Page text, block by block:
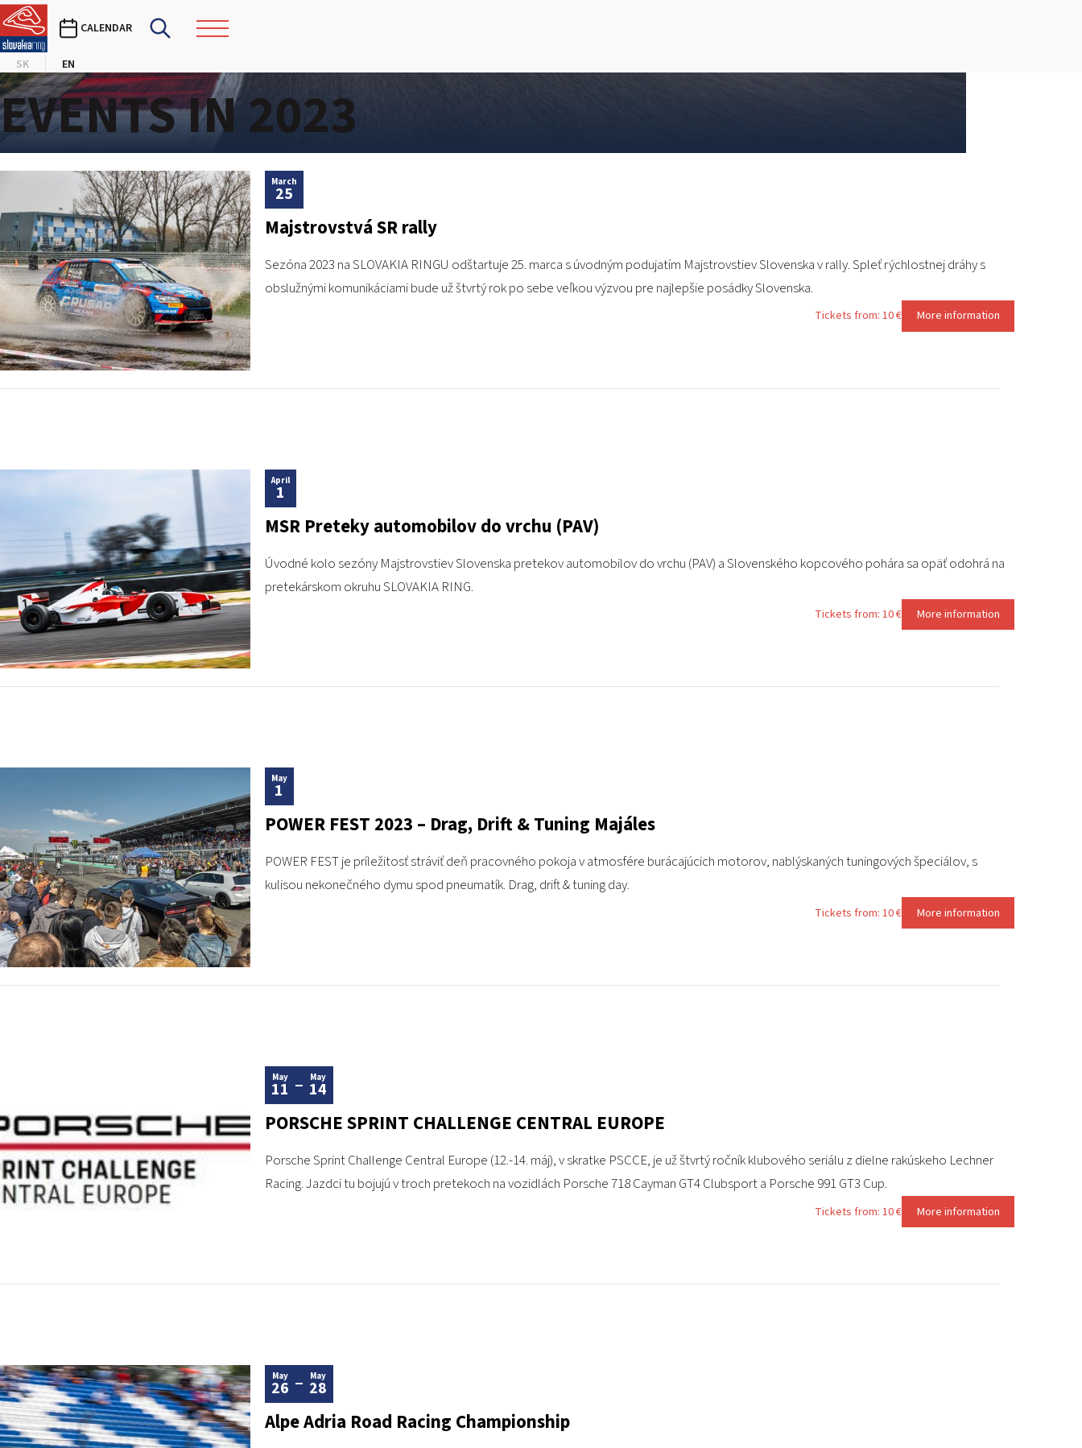
CALENDAR
SK EN
HOTEL RING
SK
CONTACTS
EVENTS IN 2023
March
25
Majstrovstvá SR rally
Sezóna 2023 na SLOVAKIA RINGU odštartuje 25. marca s úvodným podujatím Majstrovstiev Slovenska v rally. Spleť rýchlostnej dráhy s
obslužnými komunikáciami bude už štvrtý rok po sebe veľkou výzvou pre najlepšie posádky Slovenska.
Tickets from: 10 € More information
April
1
MSR Preteky automobilov do vrchu (PAV)
Úvodné kolo sezóny Majstrovstiev Slovenska pretekov automobilov do vrchu (PAV) a Slovenského kopcového pohára sa opäť odohrá na
pretekárskom okruhu SLOVAKIA RING.
Tickets from: 10 € More information
May
1
POWER FEST 2023 – Drag, Drift & Tuning Majáles
POWER FEST je príležitosť stráviť deň pracovného pokoja v atmosfére burácajúcich motorov, nablýskaných tuningových špeciálov, s
kulisou nekonečného dymu spod pneumatík. Drag, drift & tuning day.
Tickets from: 10 € More information
May
11
May
14
PORSCHE SPRINT CHALLENGE CENTRAL EUROPE
Porsche Sprint Challenge Central Europe (12.-14. máj), v skratke PSCCE, je už štvrtý ročník klubového seriálu z dielne rakúskeho Lechner
Racing. Jazdci tu bojujú v troch pretekoch na vozidlách Porsche 718 Cayman GT4 Clubsport a Porsche 991 GT3 Cup.
Tickets from: 10 € More information
May
26
May
28
Alpe Adria Road Racing Championship